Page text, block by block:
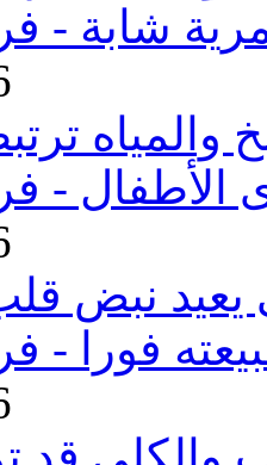
والمياه
الأطفال -
نبض
فورا -